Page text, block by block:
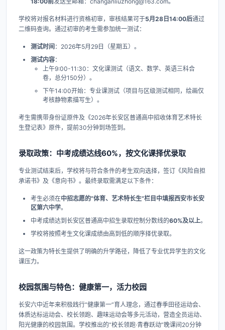
学校将对报名材料进行资格初审，审核结果可于5月28日14:00后通过
二维码查询。通过初审的考生需参加统一测试：
测试时间：2026年5月29日（星期五）。
测试内容：
上午9:00-11:30：文化课测试（语文、数学、英语三科合
卷，总分150分）。
下午14:00开始：专业课测试（项目与区级测试相同，绘画仅
考核静物素描写生）。
考生需携带身份证原件及《2026年长安区普通高中招收体育艺术特长
生登记表》原件，提前30分钟到场签到。
录取政策：中考成绩达线60%，按文化课择优录取
专业测试结束后，学校将与符合条件的考生双向选择，签订《风险自担
承诺书》及《意向书》。最终录取需满足以下条件：
考生必须在中招志愿的“体育、艺术特长生”栏目中填报西安市长安
区第六中学。
中考成绩达到长安区普通高中招生录取控制分数线的60%及以上。
学校将按照考生文化课成绩由高到低的顺序择优录取。
这一政策为特长生提供了明确的升学路径，降低了专业优异学生的文化
课压力。
校园氛围与特色：健康第一，活力校园
长安六中近年来积极践行“健康第一”育人理念，通过春季田径运动会、
体质达标运动会、校长领跑、趣味运动会等多元活动，营造全员运动、
阳光健康的校园氛围。学校推出的“校长领跑·青春跃动”晚课间20分钟